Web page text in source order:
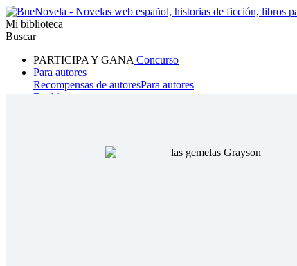
Mi biblioteca
Buscar
PARTICIPA Y GANA Concurso
Para autores
Recompensas de autoresPara autores
Ranking
Hombre lobo Mafia Sistema Fantasía